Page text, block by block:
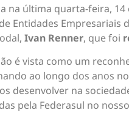
na última quarta-feira,
Entidades Empresariais
Ivan Renner, que foi
é vista como um
ao longo dos anos
desenvolver na
pela Federasul no